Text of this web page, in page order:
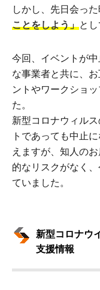
しかし、先日会った
ことをしよう」と
今回、イベントが
な事業者と共に、
ントやワークショ
た。
新型コロナウィル
トであっても中止
えますが、知人の
的なリスクがなく
ていました。
新型コロナウ
支援情報